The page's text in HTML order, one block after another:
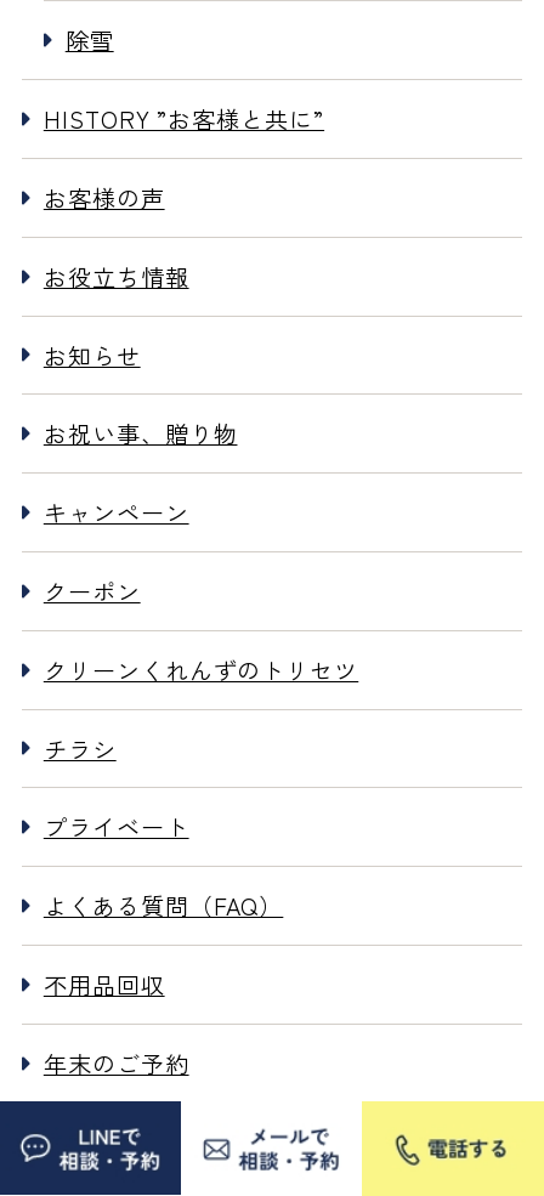
除雪
HISTORY ”お客様と共に”
お客様の声
お役立ち情報
お知らせ
お祝い事、贈り物
キャンペーン
クーポン
クリーンくれんずのトリセツ
チラシ
プライベート
よくある質問（FAQ）
不用品回収
年末のご予約
施設清掃